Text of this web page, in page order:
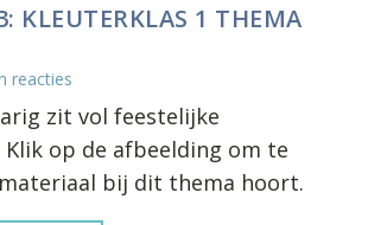
KLEUTERKLAS 1 THEMA
reacties
zit vol feestelijke
op de afbeelding om te
bij dit thema hoort.